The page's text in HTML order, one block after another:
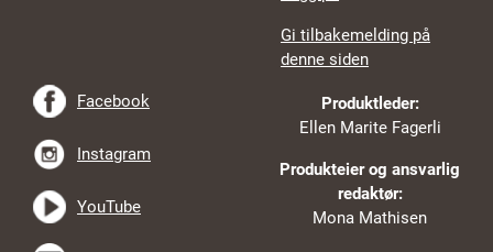
Gi tilbakemelding på
denne siden
Produktleder:
Ellen Marite Fagerli
Produkteier og ansvarlig
redaktør:
Mona Mathisen
Facebook
Instagram
YouTube